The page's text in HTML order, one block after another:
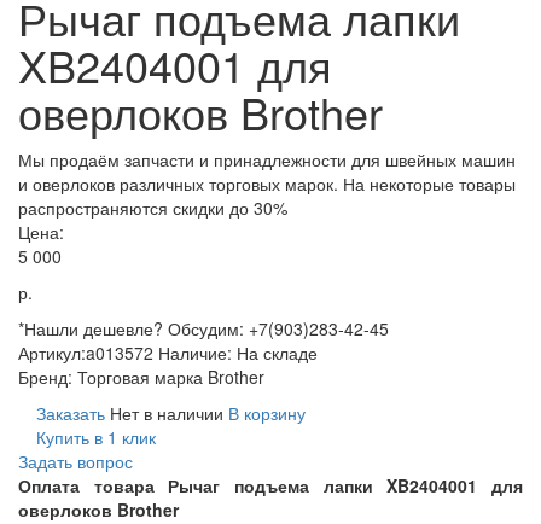
Рычаг подъема лапки
XB2404001 для
оверлоков Brother
Мы продаём запчасти и принадлежности для швейных машин
и оверлоков различных торговых марок. На некоторые товары
распространяются скидки до 30%
Цена:
5 000
р.
*Нашли дешевле? Обсудим: +7(903)283-42-45
Артикул:a013572 Наличие: На складе
Бренд: Торговая марка Brother
Заказать Нет в наличии В корзину
Купить в 1 клик
Задать вопрос
Оплата товара Рычаг подъема лапки XB2404001 для
оверлоков Brother